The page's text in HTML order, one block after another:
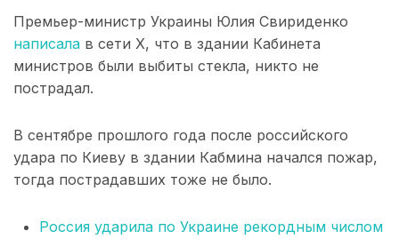
Премьер-министр Украины Юлия Свириденко
написала в сети Х, что в здании Кабинета
министров были выбиты стекла, никто не
пострадал.
В сентябре прошлого года после российского
удара по Киеву в здании Кабмина начался пожар,
тогда пострадавших тоже не было.
Россия ударила по Украине рекордным числом